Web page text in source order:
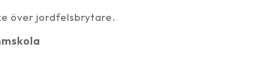
över jordfelsbrytare.